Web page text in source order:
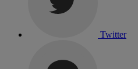
Twitter